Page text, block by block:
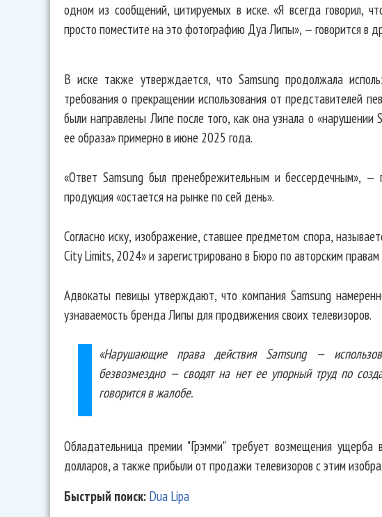
одном из сообщений, цитируемых в иске. «Я всегда говорил,
просто поместите на это фотографию Дуа Липы», — говорится в
В иске также утверждается, что Samsung продолжала
требования о прекращении использования от представителей
были направлены Липе после того, как она узнала о «нарушении
ее образа» примерно в июне 2025 года.
«Ответ Samsung был пренебрежительным и бессердечным», —
продукция «остается на рынке по сей день».
Согласно иску, изображение, ставшее предметом спора,
City Limits, 2024» и зарегистрировано в Бюро по авторским
Адвокаты певицы утверждают, что компания Samsung
узнаваемость бренда Липы для продвижения своих телевизоров.
«Нарушающие права действия Samsung —
безвозмездно — сводят на нет ее упорный труд по
говорится в жалобе.
Обладательница премии "Грэмми" требует возмещения
долларов, а также прибыли от продажи телевизоров с этим
Быстрый поиск: Dua Lipa